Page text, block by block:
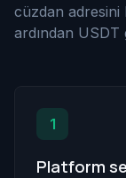
cüzdan
ardından
1
Platform